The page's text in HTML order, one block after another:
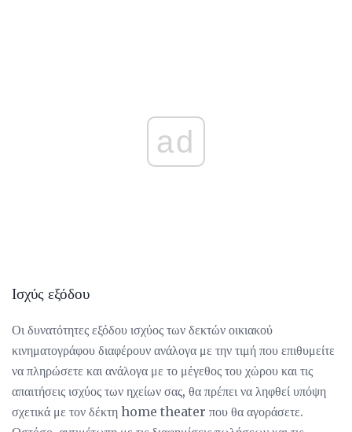
ad
Ισχύς εξόδου
Οι δυνατότητες εξόδου ισχύος των δεκτών οικιακού
κινηματογράφου διαφέρουν ανάλογα με την τιμή που επιθυμείτε
να πληρώσετε και ανάλογα με το μέγεθος του χώρου και τις
απαιτήσεις ισχύος των ηχείων σας, θα πρέπει να ληφθεί υπόψη
σχετικά με τον δέκτη home theater που θα αγοράσετε.